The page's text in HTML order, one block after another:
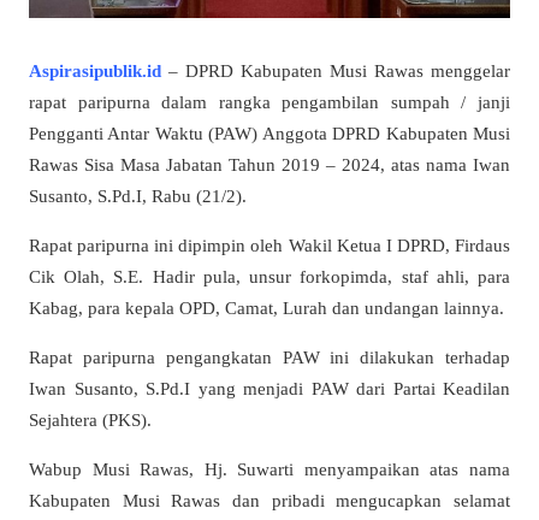
Aspirasipublik.id – DPRD Kabupaten Musi Rawas menggelar
rapat paripurna dalam rangka pengambilan sumpah / janji
Pengganti Antar Waktu (PAW) Anggota DPRD Kabupaten Musi
Rawas Sisa Masa Jabatan Tahun 2019 – 2024, atas nama Iwan
Susanto, S.Pd.I, Rabu (21/2).
Rapat paripurna ini dipimpin oleh Wakil Ketua I DPRD, Firdaus
Cik Olah, S.E. Hadir pula, unsur forkopimda, staf ahli, para
Kabag, para kepala OPD, Camat, Lurah dan undangan lainnya.
Rapat paripurna pengangkatan PAW ini dilakukan terhadap
Iwan Susanto, S.Pd.I yang menjadi PAW dari Partai Keadilan
Sejahtera (PKS).
Wabup Musi Rawas, Hj. Suwarti menyampaikan atas nama
Kabupaten Musi Rawas dan pribadi mengucapkan selamat